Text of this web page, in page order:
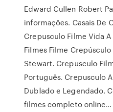
Edward Cullen Robert
informações. Casais De
Crepusculo Filme Vida A
Filmes Filme
Stewart. Crepusculo
Português. Crepusculo
Dublado e Legendado.
filmes completo online…